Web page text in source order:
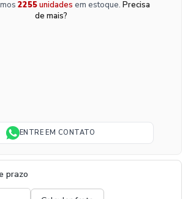
2255unidades em estoque. Precisa
de mais?
ENTRE EM CONTATO
prazo